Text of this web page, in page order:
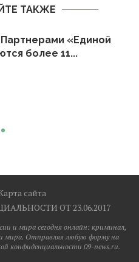
ТАКЖЕ
«Единой
более 11...
сайта
ОТ 23.06.2017
и мира сегодня онлайн: криминал,
мира. Отправляя любую форму на
конфиденциальности 09-news.ru.